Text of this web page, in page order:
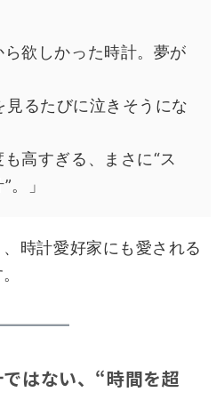
ら欲しかった時計。夢が
見るたびに泣きそうにな
も高すぎる、まさに“ス
。」
時計愛好家にも愛される
はない、“時間を超